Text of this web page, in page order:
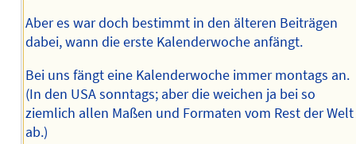
Aber es war doch bestimmt in den älteren Beiträgen
dabei, wann die erste Kalenderwoche anfängt.
Bei uns fängt eine Kalenderwoche immer montags an.
(In den USA sonntags; aber die weichen ja bei so
ziemlich allen Maßen und Formaten vom Rest der Welt
ab.)